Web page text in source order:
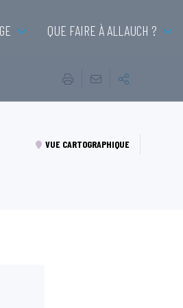
QUE FAIRE À ALLAUCH ?
VUE CARTOGRAPHIQUE